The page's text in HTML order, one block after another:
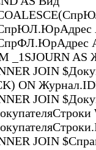
_1SJOURN AS
JOIN
ON
JOIN
JOIN